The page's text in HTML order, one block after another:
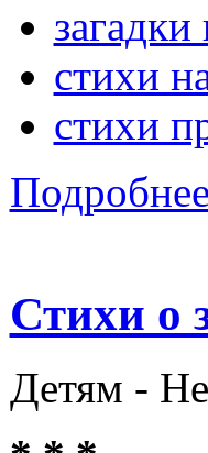
стихи
стихи
Стихи о
Детям -